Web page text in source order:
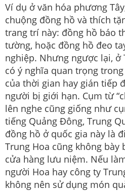
Ví dụ ở văn hóa phương
chuộng đồng hồ và thích
trang trí này: đồng hồ báo
tường, hoặc đồng hồ đeo
nghiệp. Nhưng ngược lại, ở
có ý nghĩa quan trọng
của thời gian hay gián tiếp
người bị giới hạn. Cụm từ
lên nghe cũng giống như
tiếng Quảng Đông, Trung
đồng hồ ở quốc gia này là
Trung Hoa cũng không bày
cửa hàng lưu niệm. Nếu
người Hoa hay công ty
không nên sử dụng món